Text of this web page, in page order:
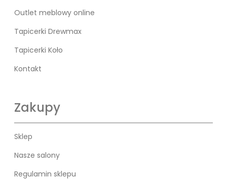
Outlet meblowy online
Tapicerki Drewmax
Tapicerki Koło
Kontakt
Zakupy
Sklep
Nasze salony
Regulamin sklepu